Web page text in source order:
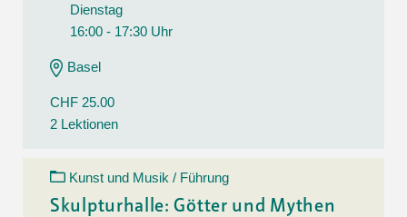
Dienstag
16:00 - 17:30 Uhr
Basel
CHF 25.00
2 Lektionen
Kunst und Musik / Führung
Skulpturhalle: Götter und Mythen